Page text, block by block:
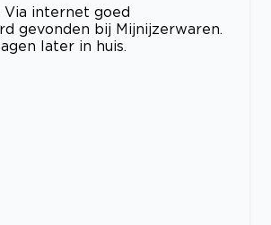
Via internet goed
gevonden bij Mijnijzerwaren.
later in huis.